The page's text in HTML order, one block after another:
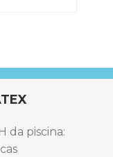
da piscina: